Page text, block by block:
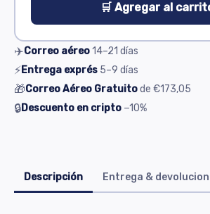
🛒 Agregar al
✈️Correo aéreo14–21 días
⚡Entrega exprés 5–9 días
🎁Correo Aéreo Gratuitode €173,05
🔒Descuento en cripto −10%
Descripción Entrega &